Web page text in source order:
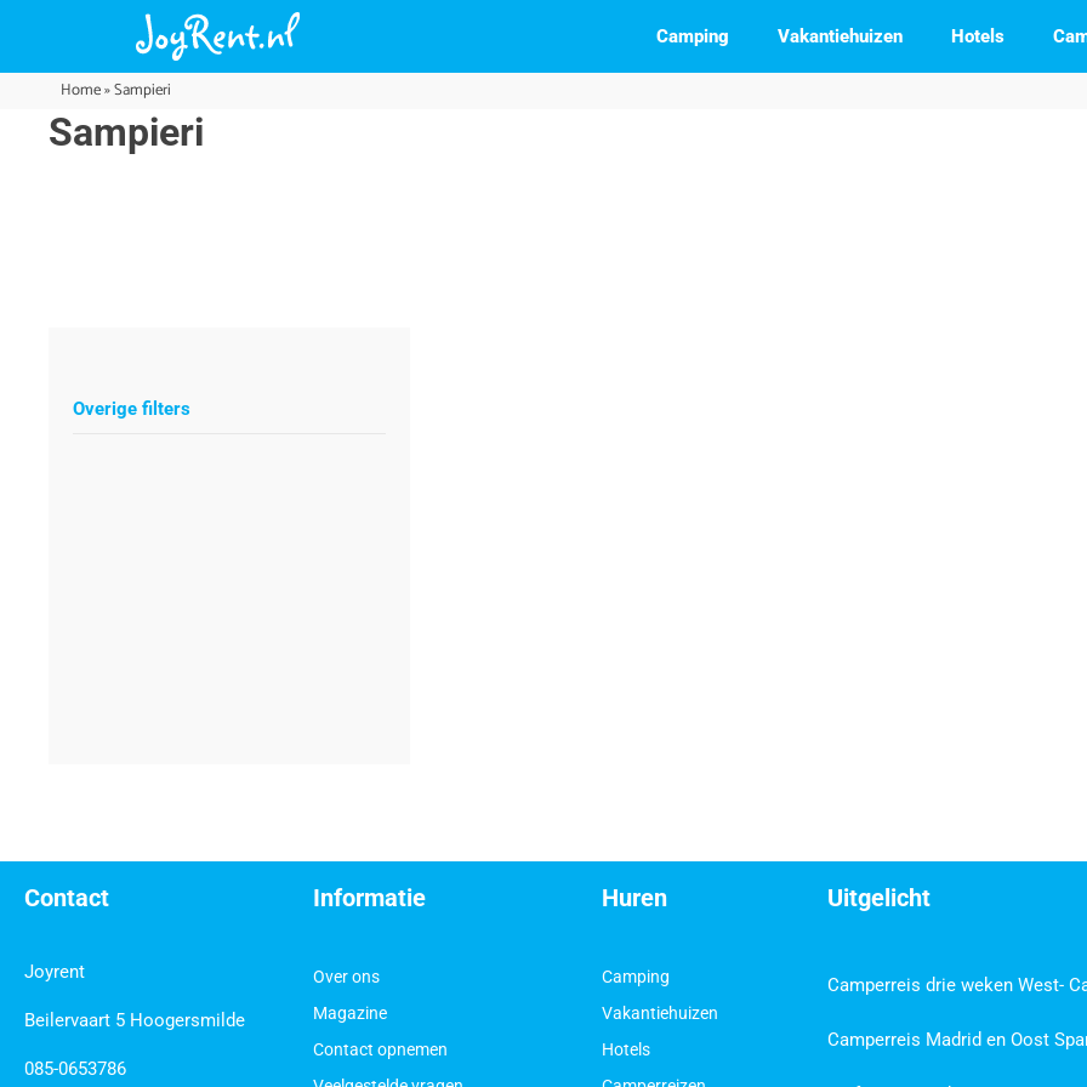
Camping Vakantiehuizen Hotels
Home»Sampieri
Sampieri
Overige filters
Contact
Joyrent
Beilervaart 5 Hoogersmilde
085-0653786
Informatie
Over ons
Magazine
Contact opnemen
Huren
Camping
Vakantiehuizen
Hotels
Uitgelicht
Camperreis drie weken West-
Camperreis Madrid en Oost